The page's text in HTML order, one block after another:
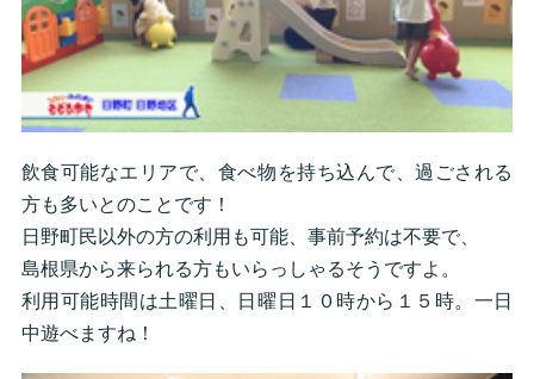
飲食可能なエリアで、食べ物を持ち込んで、過ごされる
方も多いとのことです！
日野町民以外の方の利用も可能、事前予約は不要で、
島根県から来られる方もいらっしゃるそうですよ。
利用可能時間は土曜日、日曜日１０時から１５時。一日
中遊べますね！